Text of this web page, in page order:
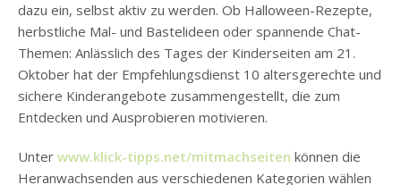
dazu ein, selbst aktiv zu werden. Ob Halloween-Rezepte,
herbstliche Mal- und Bastelideen oder spannende Chat-
Themen: Anlässlich des Tages der Kinderseiten am 21.
Oktober hat der Empfehlungsdienst 10 altersgerechte und
sichere Kinderangebote zusammengestellt, die zum
Entdecken und Ausprobieren motivieren.
Unter www.klick-tipps.net/mitmachseiten können die
Heranwachsenden aus verschiedenen Kategorien wählen